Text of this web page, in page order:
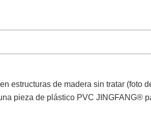
estructuras de madera sin tratar (foto
pieza de plástico PVC JINGFANG®